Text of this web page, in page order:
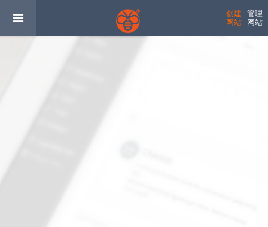
创建
网站
管理
网站